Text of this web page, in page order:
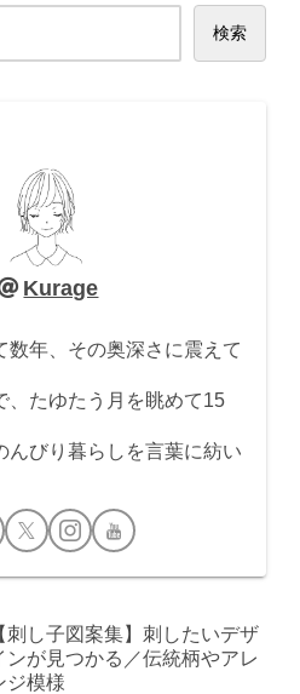
検索
Kurage
数年、その奥深さに震えて
、たゆたう月を眺めて15
んびり暮らしを言葉に紡い
刺し子図案集】刺したいデザ
ンが見つかる／伝統柄やアレ
ジ模様